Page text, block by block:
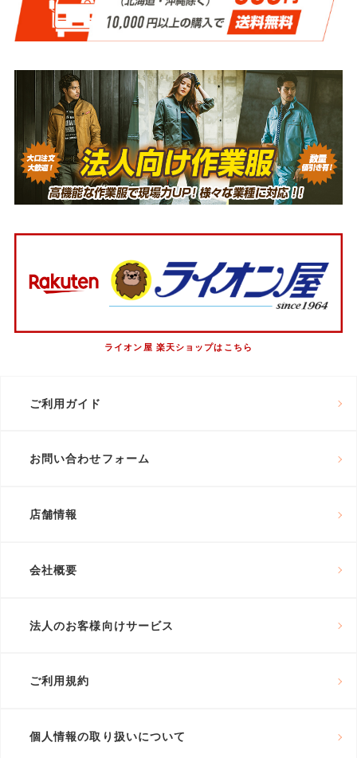
ライオン屋 楽天ショップはこちら
ご利用ガイド
お問い合わせフォーム
店舗情報
会社概要
法人のお客様向けサービス
ご利用規約
個人情報の取り扱いについて